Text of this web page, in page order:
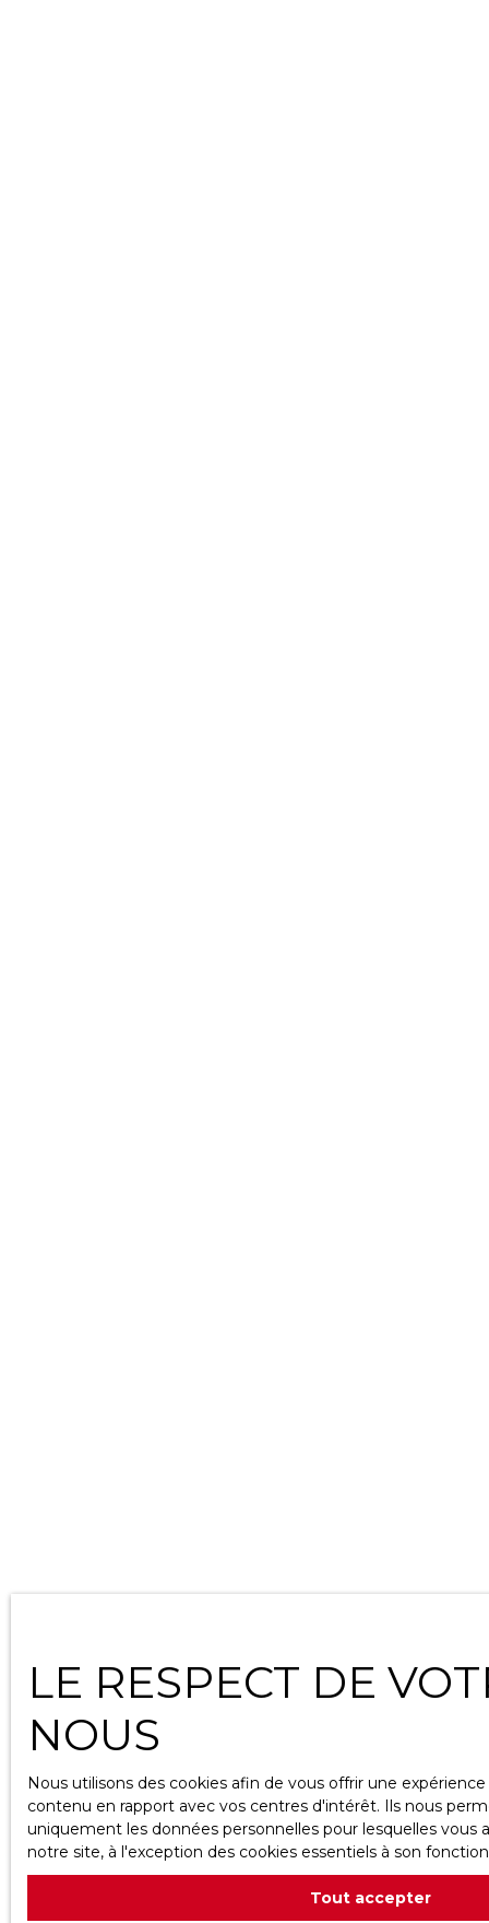
LE RESPECT DE
NOUS
Nous utilisons des cookies afin de vous offrir une
contenu en rapport avec vos centres d'intérêt. Ils nous
uniquement les données personnelles pour lesquelles vous
notre site, à l'exception des cookies essentiels à son
Tout accepter